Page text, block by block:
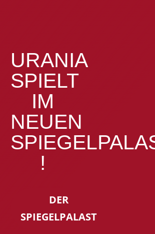
URANIA
SPIELT
IM
NEUEN
!
DER
SPIEGELPALAST